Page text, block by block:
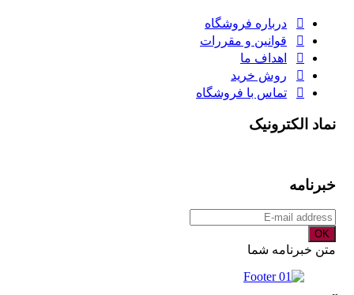
درباره فروشگاه
قوانین و مقررات
اهداف ما
روش خرید
تماس با فروشگاه
نماد الکترونیک
خبرنامه
متن خبرنامه شما